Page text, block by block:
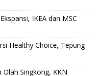
IKEA dan MSC
Healthy Choice, Tepung
Singkong, KKN